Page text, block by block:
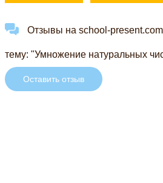
Отзывы на school-
тему: "Умножение натуральных
Оставить отзыв